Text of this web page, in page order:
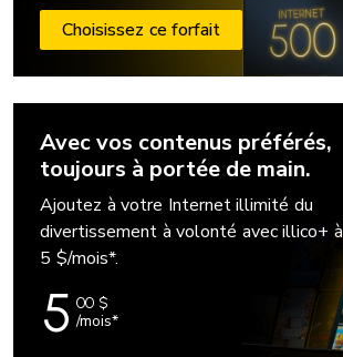
Choisissez ce forfait
Avec vos contenus préférés,
toujours à portée de main.
Ajoutez à votre Internet illimité du
divertissement à volonté avec illico+ à
5 $/mois*.
5 00 $
/mois*